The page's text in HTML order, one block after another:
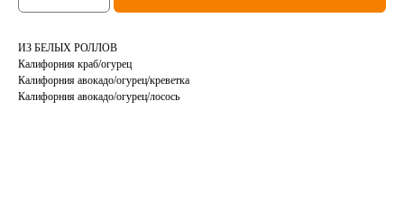
ИЗ БЕЛЫХ РОЛЛОВ
Калифорния краб/огурец
Калифорния авокадо/огурец/креветка
Калифорния авокадо/огурец/лосось